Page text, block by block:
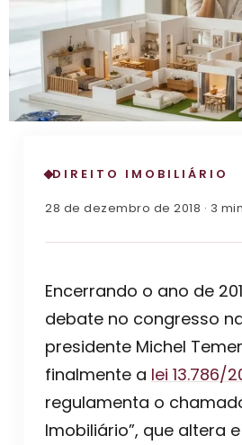
DIREITO IMOBILIÁRIO
28 de dezembro de 2018 · 3
Encerrando o ano de
debate no congresso
presidente Michel
finalmente a lei 13.786/
regulamenta o
Imobiliário”, que altera